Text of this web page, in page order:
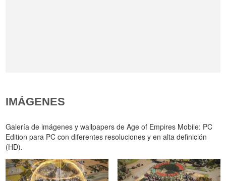
IMÁGENES
Galería de imágenes y wallpapers de Age of Empires Mobile: PC
Edition para PC con diferentes resoluciones y en alta definición
(HD).